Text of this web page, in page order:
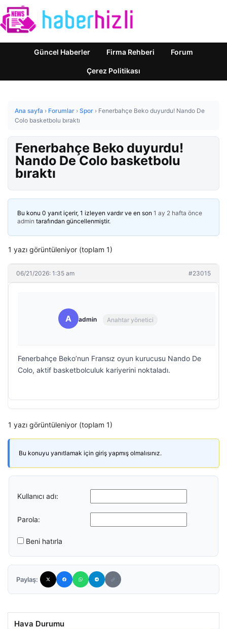
Güncel Haberler Firma Rehberi Forum
Çerez Politikası
Ana sayfa › Forumlar › Spor › Fenerbahçe Beko duyurdu! Nando De
Colo basketbolu bıraktı
Fenerbahçe Beko duyurdu!
Nando De Colo basketbolu
bıraktı
Bu konu 0 yanıt içerir, 1 izleyen vardır ve en son 1 ay 2 hafta önce
admin tarafından güncellenmiştir.
1 yazı görüntüleniyor (toplam 1)
06/21/2026: 1:35 am #23015
A admin Anahtar yönetici
Fenerbahçe Beko’nun Fransız oyun kurucusu Nando De
Colo, aktif basketbolculuk kariyerini noktaladı.
1 yazı görüntüleniyor (toplam 1)
Bu konuyu yanıtlamak için giriş yapmış olmalısınız.
Kullanıcı adı:
Parola:
Beni hatırla
Paylaş:
Hava Durumu